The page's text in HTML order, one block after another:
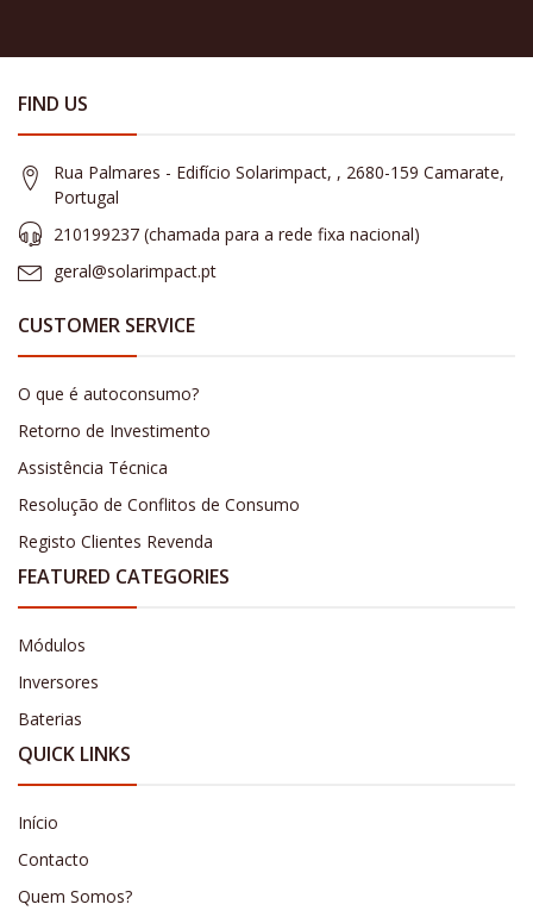
FIND US
Rua Palmares - Edifício Solarimpact, , 2680-159 Camarate,
Portugal
210199237 (​chamada para a rede fixa nacional)
geral@solarimpact.pt
CUSTOMER SERVICE
O que é autoconsumo?
Retorno de Investimento
Assistência Técnica
Resolução de Conflitos de Consumo
Registo Clientes Revenda
FEATURED CATEGORIES
Módulos
Inversores
Baterias
QUICK LINKS
Início
Contacto
Quem Somos?